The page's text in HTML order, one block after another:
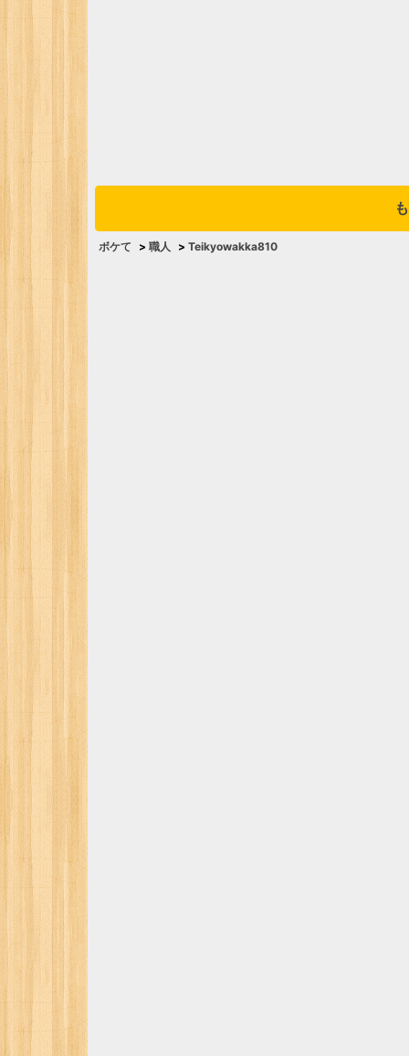
ボケて > 職人 > Teikyowakka810